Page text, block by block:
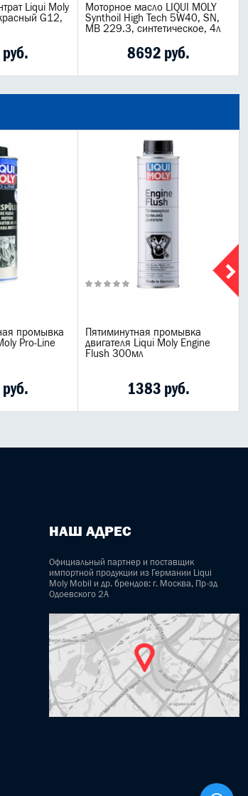
Liqui Moly
G12,
Моторное масло LIQUI MOLY
Synthoil High Tech 5W40, SN,
MB 229.3, синтетическое, 4л
8692 руб.
промывка
Pro-Line
Пятиминутная промывка
двигателя Liqui Moly Engine
Flush 300мл
1383 руб.
НАШ АДРЕС
Официальный партнер и поставщик
импортной продукции из Германии Liqui
Moly Mobil и др. брендов: г. Москва, Пр-зд
Одоевского 2А